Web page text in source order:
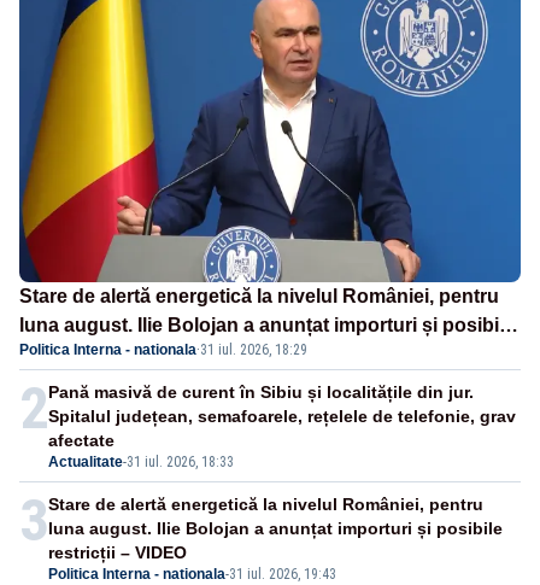
Stare de alertă energetică la nivelul României, pentru
luna august. Ilie Bolojan a anunțat importuri și posibile
restricții – VIDEO
Politica Interna - nationala·31 iul. 2026, 18:29
2
Actualitate-31 iul. 2026, 18:33
Pană masivă de curent în Sibiu și localitățile din jur.
Spitalul județean, semafoarele, rețelele de telefonie, grav
afectate
3
Politica Interna - nationala-31 iul. 2026, 19:43
Stare de alertă energetică la nivelul României, pentru
luna august. Ilie Bolojan a anunțat importuri și posibile
restricții – VIDEO